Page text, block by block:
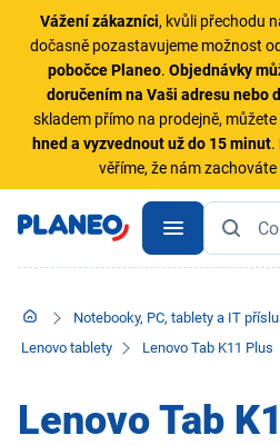
Vážení zákazníci, kvůli přechodu
dočasně pozastavujeme možnost
pobočce Planeo.Objednávky
doručením na Vaši adresu nebo
skladem přímo na prodejně,
hned a vyzvednout už do 15 minut.
věříme, že nám
Notebooky, PC, tablety a IT
Lenovo tablety
Lenovo Tab K11 Plus
Lenovo Tab